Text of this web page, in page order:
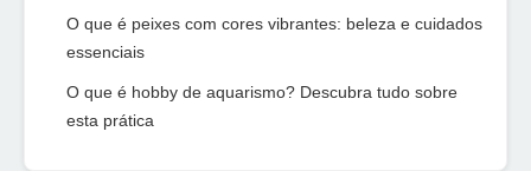
O que é peixes com cores vibrantes: beleza e cuidados
essenciais
O que é hobby de aquarismo? Descubra tudo sobre
esta prática